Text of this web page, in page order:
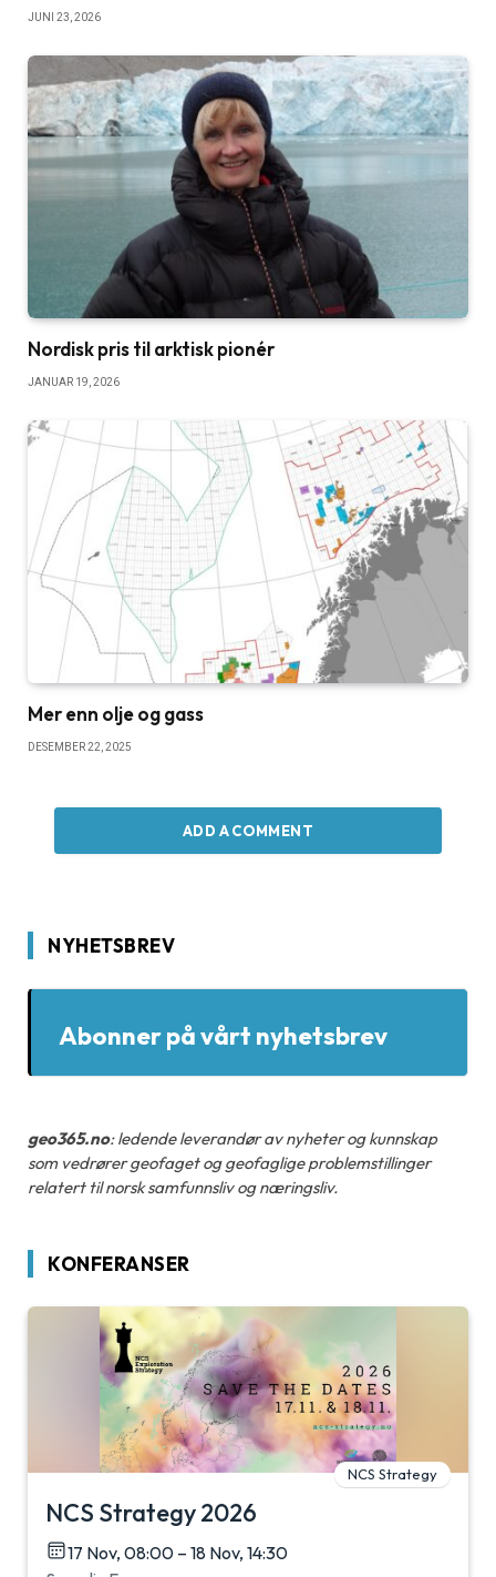
JUNI 23, 2026
Nordisk pris til arktisk pionér
JANUAR 19, 2026
Mer enn olje og gass
DESEMBER 22, 2025
ADD A COMMENT
NYHETSBREV
Abonner på vårt nyhetsbrev
geo365.no: ledende leverandør av nyheter og kunnskap
som vedrører geofaget og geofaglige problemstillinger
relatert til norsk samfunnsliv og næringsliv.
KONFERANSER
NCS Strategy
NCS Strategy 2026
17 Nov, 08:00 – 18 Nov, 14:30